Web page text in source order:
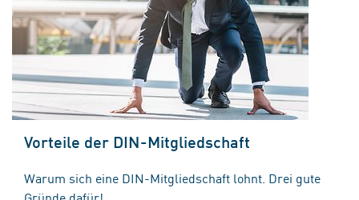
Vorteile der DIN-Mitgliedschaft
Warum sich eine DIN-Mitgliedschaft lohnt. Drei gute